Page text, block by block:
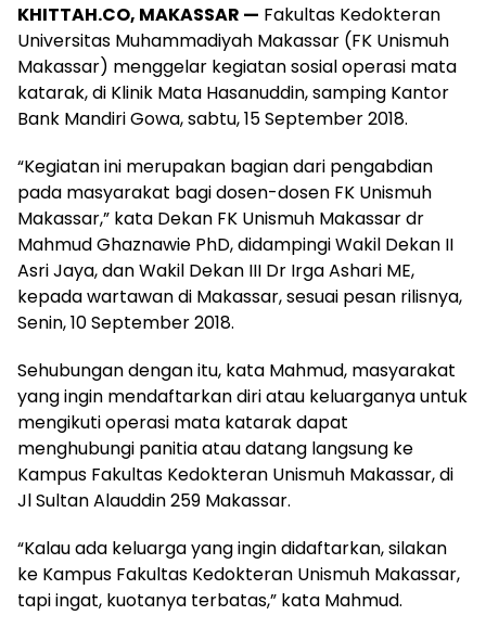
KHITTAH.CO, MAKASSAR — Fakultas Kedokteran
Universitas Muhammadiyah Makassar (FK Unismuh
Makassar) menggelar kegiatan sosial operasi mata
katarak, di Klinik Mata Hasanuddin, samping Kantor
Bank Mandiri Gowa, sabtu, 15 September 2018.
“Kegiatan ini merupakan bagian dari pengabdian
pada masyarakat bagi dosen-dosen FK Unismuh
Makassar,” kata Dekan FK Unismuh Makassar dr
Mahmud Ghaznawie PhD, didampingi Wakil Dekan II
Asri Jaya, dan Wakil Dekan III Dr Irga Ashari ME,
kepada wartawan di Makassar, sesuai pesan rilisnya,
Senin, 10 September 2018.
Sehubungan dengan itu, kata Mahmud, masyarakat
yang ingin mendaftarkan diri atau keluarganya untuk
mengikuti operasi mata katarak dapat
menghubungi panitia atau datang langsung ke
Kampus Fakultas Kedokteran Unismuh Makassar, di
Jl Sultan Alauddin 259 Makassar.
“Kalau ada keluarga yang ingin didaftarkan, silakan
ke Kampus Fakultas Kedokteran Unismuh Makassar,
tapi ingat, kuotanya terbatas,” kata Mahmud.